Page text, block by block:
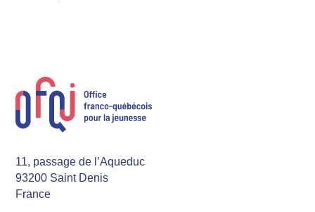
11, passage de l’Aqueduc
93200 Saint Denis
France